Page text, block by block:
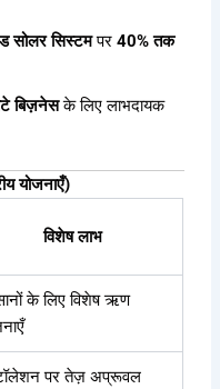
सोलर सिस्टमपर40% तक
बिज़नेसके लिए लाभदायक
योजनाएँ)
विशेष लाभ
के लिए विशेष ऋण
पर तेज़ अप्रूवल